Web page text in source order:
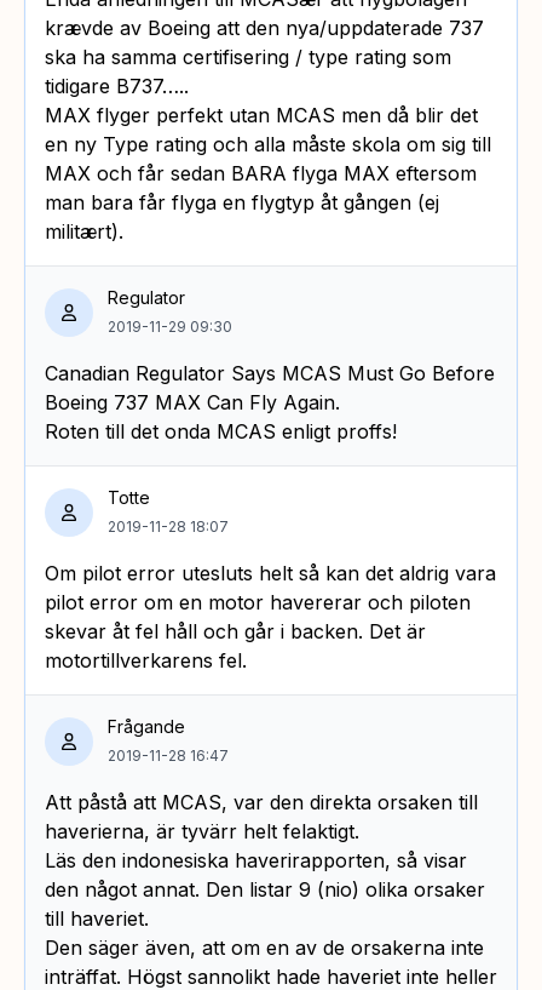
krævde av Boeing att den nya/uppdaterade 737
ska ha samma certifisering / type rating som
tidigare B737…..
MAX flyger perfekt utan MCAS men då blir det
en ny Type rating och alla måste skola om sig till
MAX och får sedan BARA flyga MAX eftersom
man bara får flyga en flygtyp åt gången (ej
militært).
Regulator
2019-11-29 09:30
Canadian Regulator Says MCAS Must Go Before
Boeing 737 MAX Can Fly Again.
Roten till det onda MCAS enligt proffs!
Totte
2019-11-28 18:07
Om pilot error utesluts helt så kan det aldrig vara
pilot error om en motor havererar och piloten
skevar åt fel håll och går i backen. Det är
motortillverkarens fel.
Frågande
2019-11-28 16:47
Att påstå att MCAS, var den direkta orsaken till
haverierna, är tyvärr helt felaktigt.
Läs den indonesiska haverirapporten, så visar
den något annat. Den listar 9 (nio) olika orsaker
till haveriet.
Den säger även, att om en av de orsakerna inte
inträffat. Högst sannolikt hade haveriet inte heller